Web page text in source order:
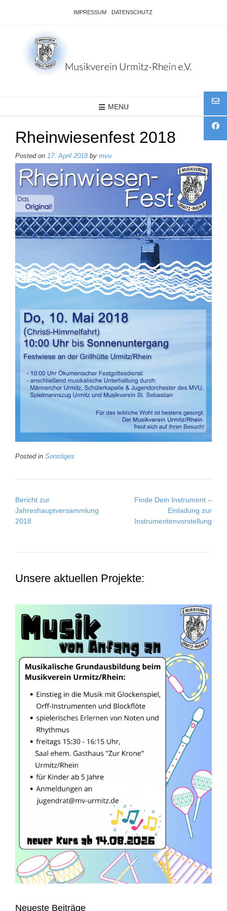
IMPRESSUM DATENSCHUTZ
MENU
Rheinwiesenfest 2018
Posted on 17. April 2018 by mvu
Posted in Sonstiges
Post
navigation
Bericht zur
Jahreshauptversammlung
2018
Finde Dein Instrument –
Einladung zur
Instrumentenvorstellung
Unsere aktuellen Projekte:
Neueste Beiträge